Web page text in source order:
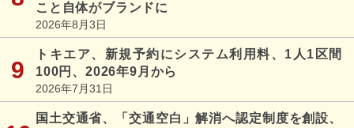
こと自体がブランドに
2026年8月3日
トキエア、新規予約にシステム利用料、1人1区間
100円、2026年9月から
2026年7月31日
国土交通省、「交通空白」解消へ認定制度を創設、